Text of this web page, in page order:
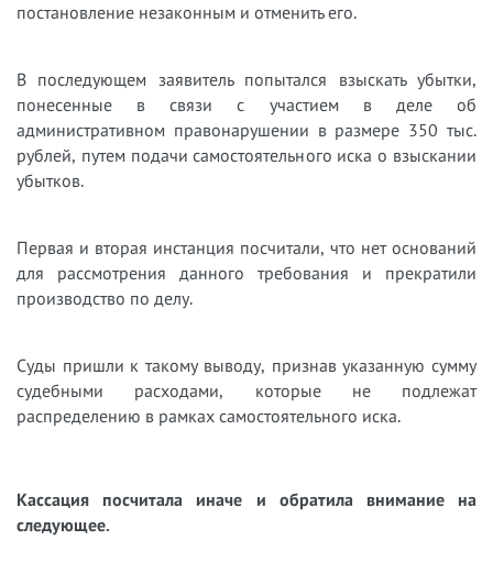
постановление незаконным и отменить его.
В последующем заявитель попытался взыскать убытки,
понесенные в связи с участием в деле об
административном правонарушении в размере 350 тыс.
рублей, путем подачи самостоятельного иска о взыскании
убытков.
Первая и вторая инстанция посчитали, что нет оснований
для рассмотрения данного требования и прекратили
производство по делу.
Суды пришли к такому выводу, признав указанную сумму
судебными расходами, которые не подлежат
распределению в рамках самостоятельного иска.
Кассация посчитала иначе и обратила внимание на
следующее.